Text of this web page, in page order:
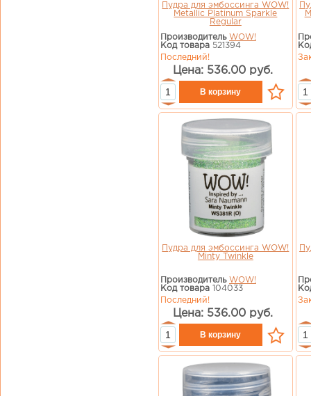
Пудра для эмбоссинга WOW!
Metallic Platinum Sparkle
Regular
Производитель WOW!
Код товара 521394
Последний!
Цена: 536.00 руб.
Пудра для эмбоссинга WOW!
Minty Twinkle
Производитель WOW!
Код товара 104033
Последний!
Цена: 536.00 руб.